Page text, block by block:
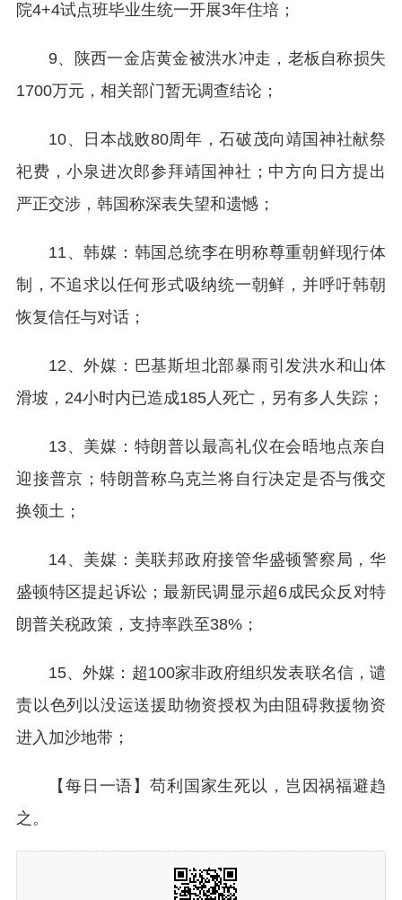
院4+4试点班毕业生统一开展3年住培；
9、陕西一金店黄金被洪水冲走，老板自称损失
1700万元，相关部门暂无调查结论；
10、日本战败80周年，石破茂向靖国神社献祭
祀费，小泉进次郎参拜靖国神社；中方向日方提出
严正交涉，韩国称深表失望和遗憾；
11、韩媒：韩国总统李在明称尊重朝鲜现行体
制，不追求以任何形式吸纳统一朝鲜，并呼吁韩朝
恢复信任与对话；
12、外媒：巴基斯坦北部暴雨引发洪水和山体
滑坡，24小时内已造成185人死亡，另有多人失踪；
13、美媒：特朗普以最高礼仪在会晤地点亲自
迎接普京；特朗普称乌克兰将自行决定是否与俄交
换领土；
14、美媒：美联邦政府接管华盛顿警察局，华
盛顿特区提起诉讼；最新民调显示超6成民众反对特
朗普关税政策，支持率跌至38%；
15、外媒：超100家非政府组织发表联名信，谴
责以色列以没运送援助物资授权为由阻碍救援物资
进入加沙地带；
【每日一语】苟利国家生死以，岂因祸福避趋
之。